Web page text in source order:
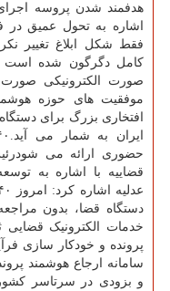
هدفمند شدن پروسه
اشاره به تحول عمیق در
فقط شکل ابلاغ تغییر
صورت الکترونیکی صورت
موفقیت های حوزه
افتخاری بزرگ برای
حضوری ارائه می
قضاییه با اشاره به
دستگاه قضا، بدون
خدمات الکترونیک
پرونده و خودکار سازی
سامانه ارجاع هوشمند
و بزودی در سرتاسر